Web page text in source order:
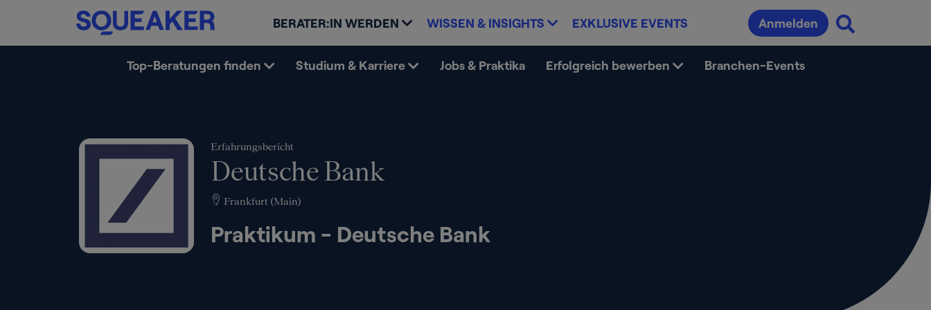
BERATER:IN WERDEN WISSEN & INSIGHTS EXKLUSIVE EVENTS Anmelden
Top-Beratungen finden Studium & Karriere Jobs & Praktika Erfolgreich bewerben Branchen-Events
Erfahrungsbericht
Deutsche Bank
Frankfurt (Main)
Praktikum - Deutsche Bank